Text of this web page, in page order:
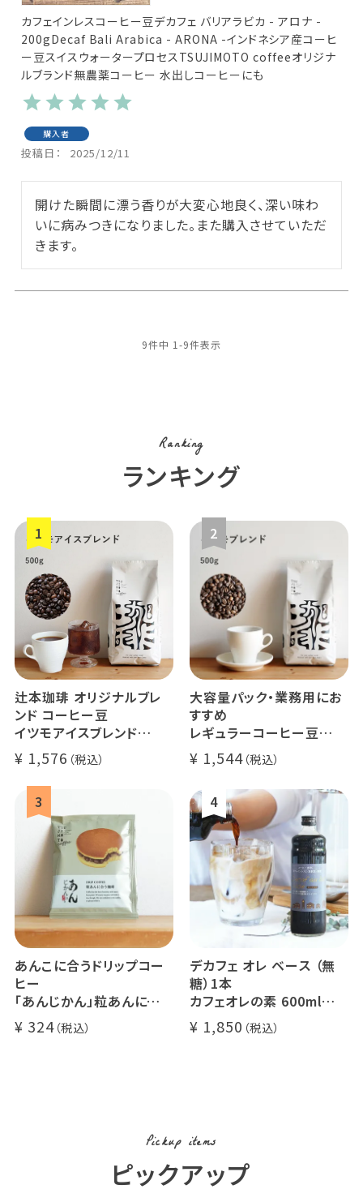
カフェインレスコーヒー豆デカフェ バリアラビカ - アロナ -
200gDecaf Bali Arabica - ARONA -インドネシア産コーヒ
ー豆スイスウォータープロセスTSUJIMOTO coffeeオリジナ
ルブランド無農薬コーヒー 水出しコーヒーにも
購入者
投稿日 2025/12/11
開けた瞬間に漂う香りが大変心地良く、深い味わ
いに病みつきになりました。また購入させていただ
きます。
9件中 1 -9件表示
Ranking
ランキング
辻本珈琲 オリジナルブレ
ンド コーヒー豆
イツモアイスブレンド
500g
アイスコーヒーにオススメ
大容量 毎日のコーヒーに
業務用 水出
煎りたて 新鮮コーヒー豆
自家焙煎
1,576
大容量パック・業務用にお
すすめ
レギュラーコーヒー豆
イツモブレンド 500g
1,544
あんこに合うドリップコー
ヒー
「あんじかん」粒あんに合う
珈琲 1杯分
324
デカフェ オレ ベース （無
糖）1本
カフェオレの素 600ml
瓶タイプ 4~5倍希釈 / 砂
糖不使用
1,850
Pickup items
ピックアップ